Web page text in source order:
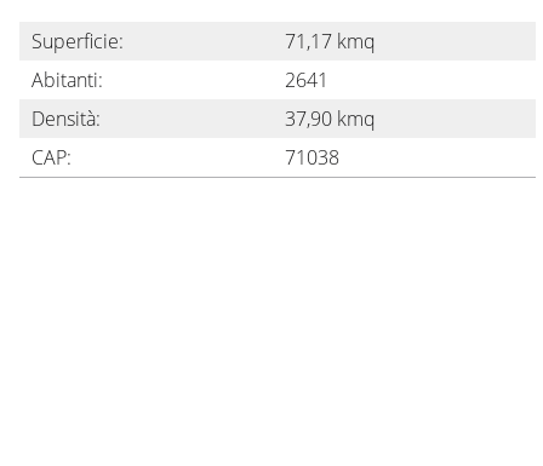
Superficie:
71,17 kmq
Abitanti:
2641
Densità:
37,90 kmq
CAP:
71038